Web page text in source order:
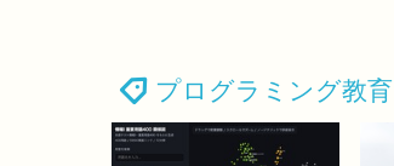
プログラミング教育